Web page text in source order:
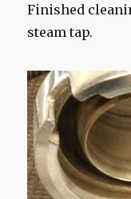
Finished
steam tap.